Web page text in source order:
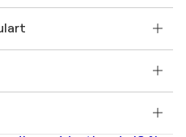
commercial
original